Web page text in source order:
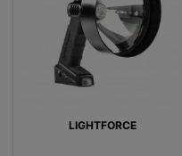
LIGHTFORCE